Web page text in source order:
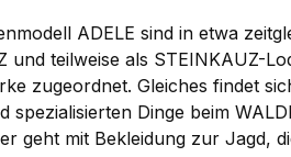
ADELE sind in etwa
teilweise als STEINKAUZ-
zugeordnet. Gleiches findet
Dinge beim
geht mit Bekleidung zur Jagd,